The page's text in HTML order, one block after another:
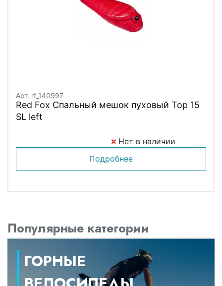
Арт. rf_140997
Red Fox Спальный мешок пуховый Top 15
SL left
Нет в наличии
Подробнее
Популярные категории
ГОРНЫЕ